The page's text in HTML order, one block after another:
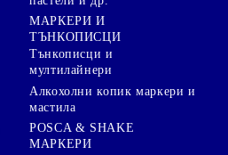
МАРКЕРИ И
ТЪНКОПИСЦИ
Тънкописци и
мултилайнери
Алкохолни копик маркери и
мастила
POSCA & SHAKE
МАРКЕРИ